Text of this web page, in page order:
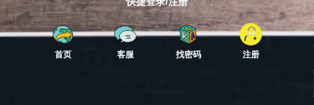
首页 客服 找密码 注册